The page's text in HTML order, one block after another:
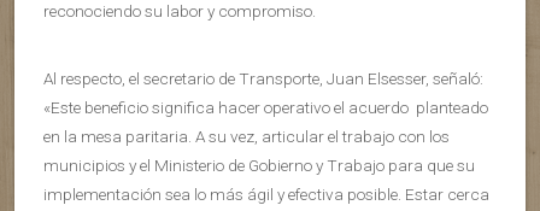
reconociendo su labor y compromiso.
Al respecto, el secretario de Transporte, Juan Elsesser, señaló:
«Este beneficio significa hacer operativo el acuerdo planteado
en la mesa paritaria. A su vez, articular el trabajo con los
municipios y el Ministerio de Gobierno y Trabajo para que su
implementación sea lo más ágil y efectiva posible. Estar cerca